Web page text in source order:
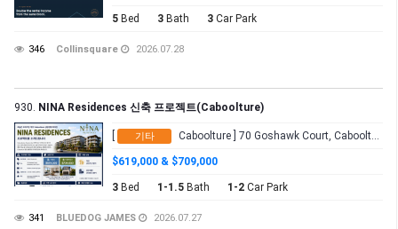
5 Bed 3 Bath 3 Car Park
346 Collinsquare 2026.07.28
930. NINA Residences 신축 프로젝트(Caboolture)
기타 Caboolture ] 70 Goshawk Court, Caboolture QLD 4510
$619,000 & $709,000
3 Bed 1-1.5 Bath 1-2 Car Park
341 BLUEDOG JAMES 2026.07.27